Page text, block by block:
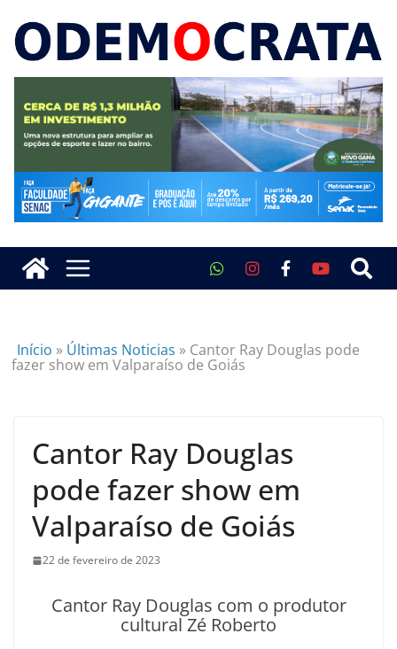
Início » Últimas Noticias » Cantor Ray Douglas pode
fazer show em Valparaíso de Goiás
Cantor Ray Douglas
pode fazer show em
Valparaíso de Goiás
22 de fevereiro de 2023
Cantor Ray Douglas com o produtor
cultural Zé Roberto